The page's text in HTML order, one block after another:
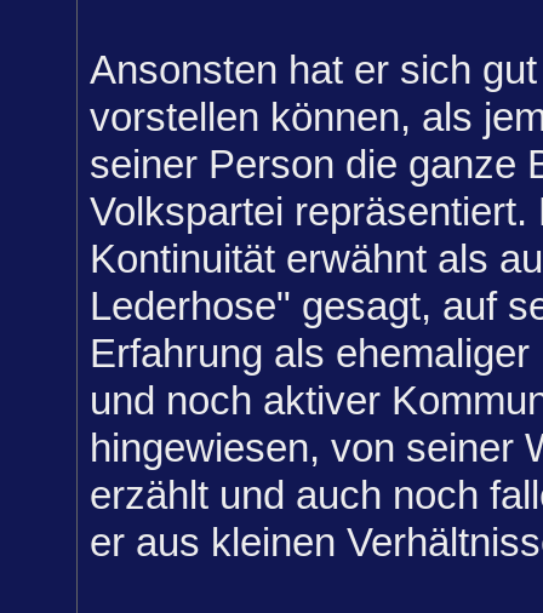
Ansonsten hat er sich
vorstellen können, als
seiner Person die ganze
Volkspartei repräsentiert.
Kontinuität erwähnt als
Lederhose" gesagt, auf
Erfahrung als
und noch aktiver
hingewiesen, von seiner
erzählt und auch noch
er aus kleinen